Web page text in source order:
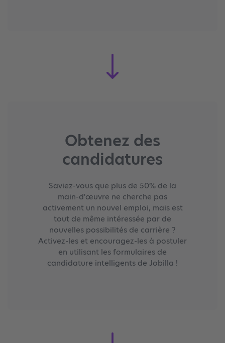
Obtenez des
candidatures
Saviez-vous que plus de 50% de la
main-d'œuvre ne cherche pas
activement un nouvel emploi, mais est
tout de même intéressée par de
nouvelles possibilités de carrière ?
Activez-les et encouragez-les à postuler
en utilisant les formulaires de
candidature intelligents de Jobilla !